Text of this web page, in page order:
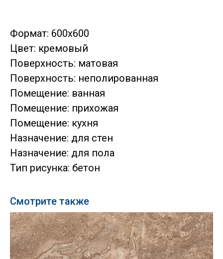
Формат: 600x600
Цвет: кремовый
Поверхность: матовая
Поверхность: неполированная
Помещение: ванная
Помещение: прихожая
Помещение: кухня
Назначение: для стен
Назначение: для пола
Тип рисунка: бетон
Смотрите также